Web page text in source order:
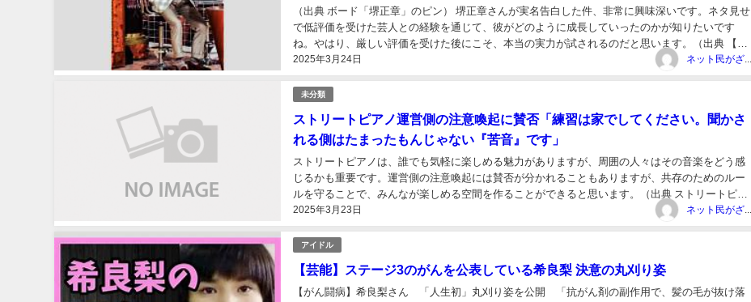
2025年3月24日
（出典 ボード「堺正章」のピン） 堺正章さんが実名告白した件、非常に興味深いです。ネタ見せ
で低評価を受けた芸人との経験を通じて、彼がどのように成長していったのかが知りたいです
ね。やはり、厳しい評価を受けた後にこそ、本当の実力が試されるのだと思います。（出典 【テ
レビ】堺正章が実名告白、ネタ見せで低評価下した芸人「半年後...
未分類
ストリートピアノ運営側の注意喚起に賛否「練習は家でしてください。聞かさ
れる側はたまったもんじゃない『苦音』です」
2025年3月23日
ストリートピアノは、誰でも気軽に楽しめる魅力がありますが、周囲の人々はその音楽をどう感
じるかも重要です。運営側の注意喚起には賛否が分かれることもありますが、共存のためのルー
ルを守ることで、みんなが楽しめる空間を作ることができると思います。（出典 ストリートピア
ノ運営側の注意喚起に賛否「練習は家でしてください。聞かされる...
アイドル
【芸能】ステージ3のがんを公表している希良梨 決意の丸刈り姿
【がん闘病】希良梨さん 「人生初」丸刈り姿を公開 「抗がん剤の副作用で、髪の毛が抜け落